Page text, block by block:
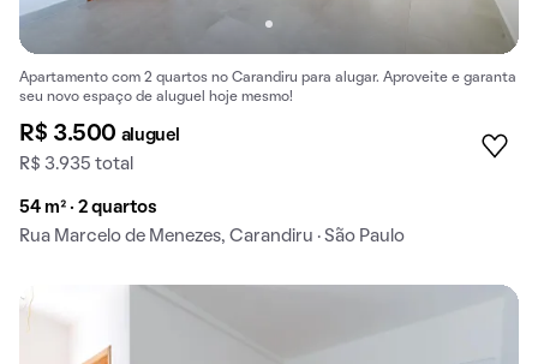
Apartamento com 2 quartos no Carandiru para alugar. Aproveite e garanta
seu novo espaço de aluguel hoje mesmo!
R$ 3.500 aluguel
R$ 3.935 total
54 m² · 2 quartos
Rua Marcelo de Menezes, Carandiru · São Paulo